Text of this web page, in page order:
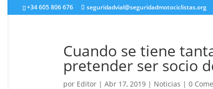
+34 605 806 676 seguridadvial@seguridadmotociclistas.org
Cuando se tiene
pretender ser socio
por Editor| Abr 17, 2019| Noticias | 0